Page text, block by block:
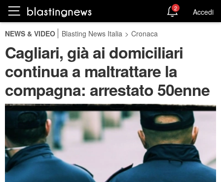
2 Accedi
NEWS & VIDEO Blasting News Italia > Cronaca
Cagliari, già ai domiciliari
continua a maltrattare la
compagna: arrestato 50enne